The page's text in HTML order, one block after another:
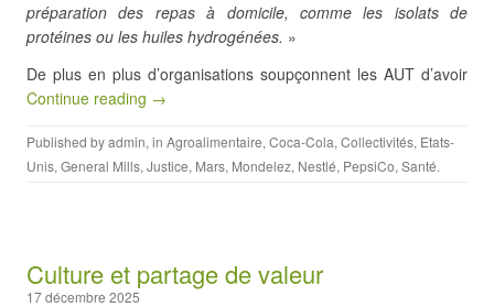
préparation des repas à domicile, comme les isolats de
protéines ou les huiles hydrogénées. »
De plus en plus d’organisations soupçonnent les AUT d’avoir
Continue reading →
Published byadmin, in Agroalimentaire, Coca-Cola, Collectivités, Etats-
Unis, General Mills, Justice, Mars, Mondelez, Nestlé, PepsiCo, Santé.
Culture et partage de valeur
17 décembre 2025